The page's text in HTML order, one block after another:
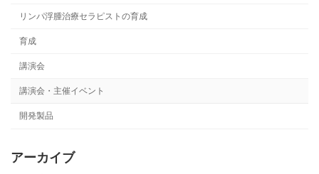
リンパ浮腫治療セラピストの育成
育成
講演会
講演会・主催イベント
開発製品
アーカイブ